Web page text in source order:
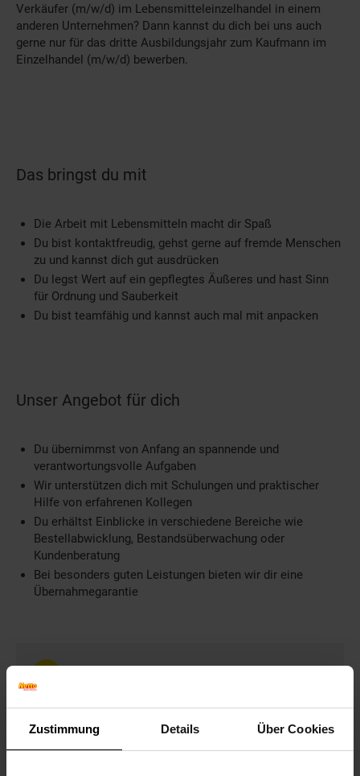
Zustimmung Details Über Cookies
Verkäufer (m/w/d) im Lebensmitteleinzelhandel in einem
anderen Unternehmen? Dann kannst du dich bei uns auch
gerne nur für das dritte Ausbildungsjahr zum Kaufmann im
Einzelhandel (m/w/d) bewerben.
Das bringst du mit
Die Arbeit mit Lebensmitteln macht dir Spaß
Du bist kontaktfreudig, gehst gerne auf fremde Menschen
zu und kannst dich gut ausdrücken
Du legst Wert auf ein gepflegtes Äußeres und hast Sinn
für Ordnung und Sauberkeit
Du bist teamfähig und kannst auch mal mit anpacken
Unser Angebot für dich
Du übernimmst von Anfang an spannende und
verantwortungsvolle Aufgaben
Wir unterstützen dich mit Schulungen und praktischer
Hilfe von erfahrenen Kollegen
Du erhältst Einblicke in verschiedene Bereiche wie
Bestellabwicklung, Bestandsüberwachung oder
Kundenberatung
Bei besonders guten Leistungen bieten wir dir eine
Übernahmegarantie
Information und Bewerbung
Ausbildungsdauer: 3 Jahre